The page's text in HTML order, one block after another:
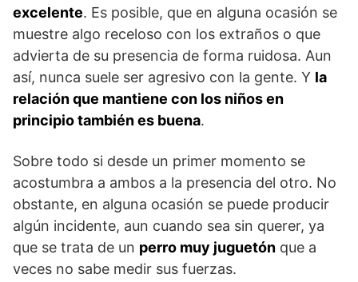
excelente. Es posible, que en alguna ocasión se
muestre algo receloso con los extraños o que
advierta de su presencia de forma ruidosa. Aun
así, nunca suele ser agresivo con la gente. Y la
relación que mantiene con los niños en
principio también es buena.
Sobre todo si desde un primer momento se
acostumbra a ambos a la presencia del otro. No
obstante, en alguna ocasión se puede producir
algún incidente, aun cuando sea sin querer, ya
que se trata de un perro muy juguetón que a
veces no sabe medir sus fuerzas.